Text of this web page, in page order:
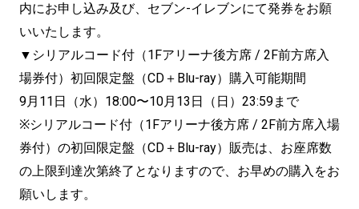
内にお申し込み及び、セブン-イレブンにて発券をお願
いいたします。
▼シリアルコード付（1Fアリーナ後方席 / 2F前方席入
場券付）初回限定盤（CD＋Blu-ray）購入可能期間
9月11日（水）18:00〜10月13日（日）23:59まで
※シリアルコード付（1Fアリーナ後方席 / 2F前方席入場
券付）の初回限定盤（CD＋Blu-ray）販売は、お座席数
の上限到達次第終了となりますので、お早めの購入をお
願いします。